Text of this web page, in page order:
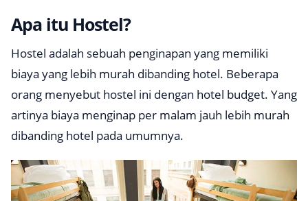
Apa itu Hostel?
Hostel adalah sebuah penginapan yang memiliki
biaya yang lebih murah dibanding hotel. Beberapa
orang menyebut hostel ini dengan hotel budget. Yang
artinya biaya menginap per malam jauh lebih murah
dibanding hotel pada umumnya.